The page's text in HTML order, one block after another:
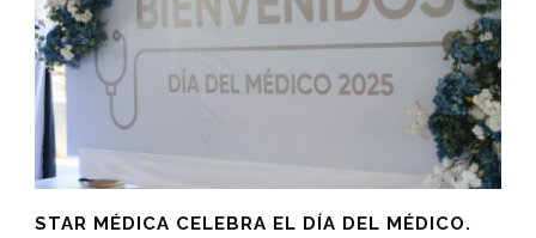
STAR MÉDICA CELEBRA EL DÍA DEL MÉDICO.